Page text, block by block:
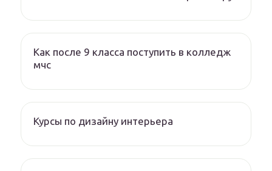
Как после 9 класса поступить в колледж
мчс
Курсы по дизайну интерьера